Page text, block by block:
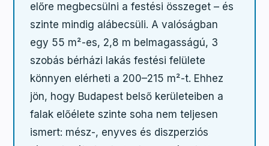
előre megbecsülni a festési összeget – és
szinte mindig alábecsüli. A valóságban
egy 55 m²-es, 2,8 m belmagasságú, 3
szobás bérházi lakás festési felülete
könnyen elérheti a 200–215 m²-t. Ehhez
jön, hogy Budapest belső kerületeiben a
falak előélete szinte soha nem teljesen
ismert: mész-, enyves és diszperziós